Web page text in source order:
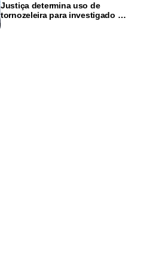
Justiça determina uso de
tornozeleira para investigado por